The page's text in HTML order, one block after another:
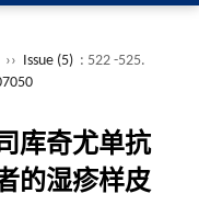
›› Issue (5) : 522 -525.
库奇尤单抗
的湿疹样皮